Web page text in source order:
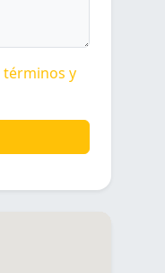
términos y